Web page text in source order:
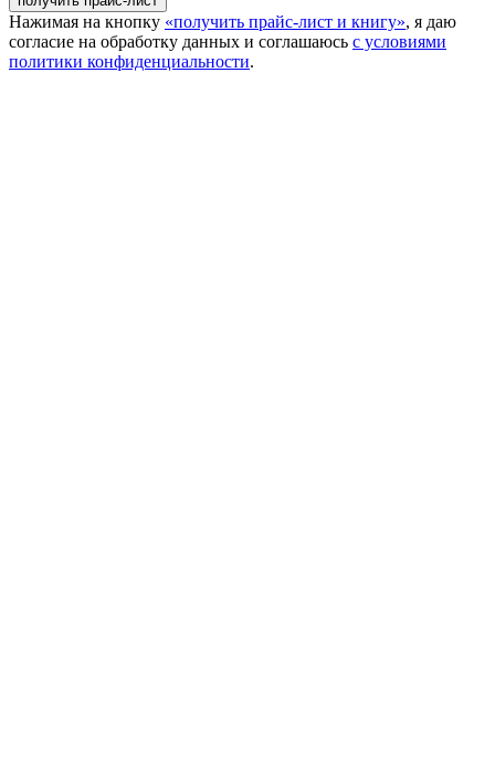
Нажимая на кнопку «получить прайс-лист и книгу», я даю
согласие на обработку данных и соглашаюсь с условиями
политики конфиденциальности.